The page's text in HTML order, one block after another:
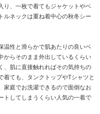
り、一枚で着てもジャケットやベ
ルネックは重ね着中心の秋冬シー
温性と滑らかで肌あたりの良いベ
からそのまま外出しているくらい
、肌に直接触れればその気持ちの
着ても、タンクトップやTシャツと
家庭でお洗濯できるので面倒なお
トしてしまうくらい人気の一着で